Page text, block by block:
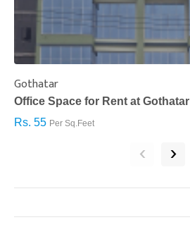
Gothatar
Office Space for Rent at Gothatar
Rs. 55 Per Sq.Feet
‹ ›